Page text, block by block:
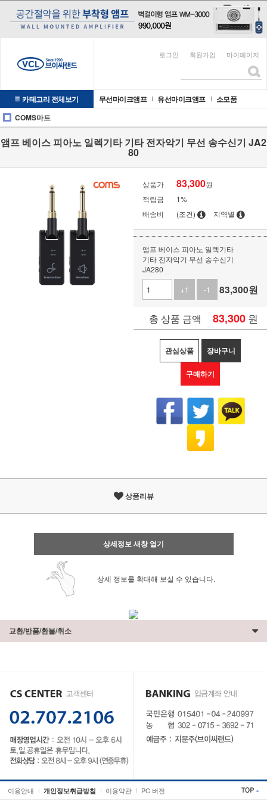
로그인 회원가입 마이페이지
카테고리 전체보기 무선마이크앰프 유선마이크앰프
소모품
COMS마트
앰프 베이스 피아노 일렉기타 기타 전자악기 무선 송수신기 JA2
80
상품가 83,300원
적립금
1%
배송비
(조건) 지역별
앰프 베이스 피아노 일렉기타
기타 전자악기 무선 송수신기
JA280
+1
-1 83,300원
총 상품 금액 83,300 원
관심상품 장바구니
구매하기
상품리뷰
상세정보 새창 열기
상세 정보를 확대해 보실 수 있습니다.
교환/반품/환불/취소
이용안내 개인정보취급방침 이용약관 PC 버전